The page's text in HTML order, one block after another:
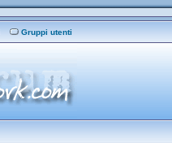
Gruppi utenti